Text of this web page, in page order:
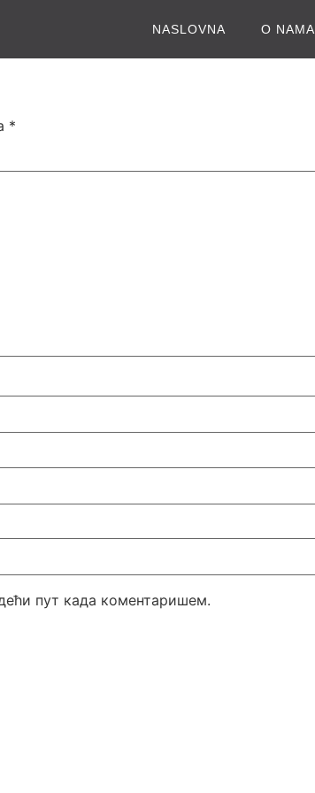
NASLOVNA O NAMA
*
пут када коментаришем.